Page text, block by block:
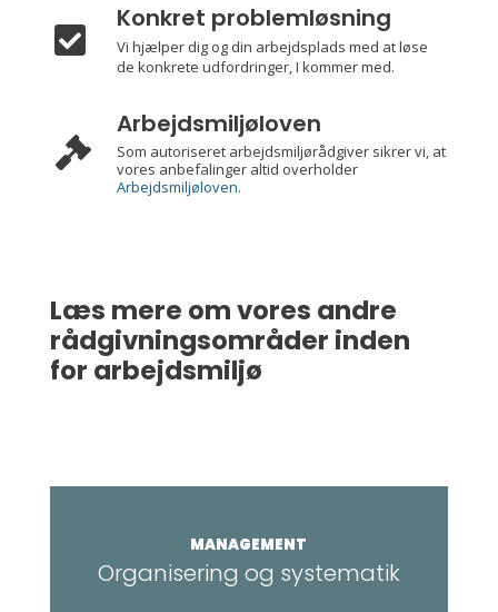

Konkret problemløsning
Vi hjælper dig og din arbejdsplads med at løse
de konkrete udfordringer, I kommer med.

Arbejdsmiljøloven
Som autoriseret arbejdsmiljørådgiver sikrer vi, at
vores anbefalinger altid overholder
Arbejdsmiljøloven.
Læs mere om vores andre
rådgivningsområder inden
for arbejdsmiljø
MANAGEMENT
Organisering og systematik